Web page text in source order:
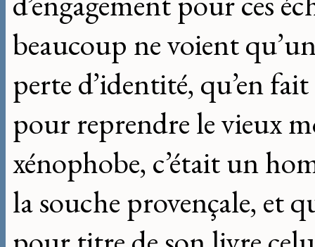
beaucoup ne voient
perte d’identité, qu’en
pour reprendre le vieux
xénophobe, c’était un
la souche provençale, et